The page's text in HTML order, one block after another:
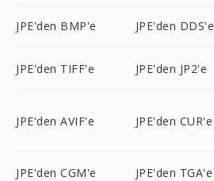
JPE'den BMP'e JPE'den DDS'e
JPE'den TIFF'e JPE'den JP2'e
JPE'den AVIF'e JPE'den CUR'e
JPE'den CGM'e JPE'den TGA'e